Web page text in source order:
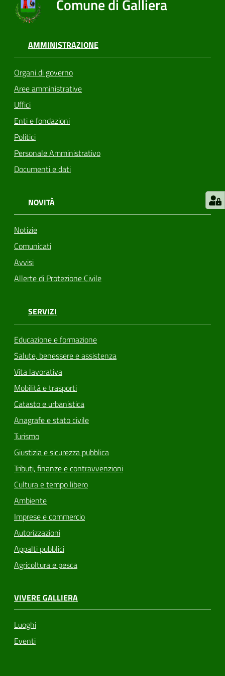
Comune di Galliera
AMMINISTRAZIONE
Organi di governo
Aree amministrative
Uffici
Enti e fondazioni
Politici
Personale Amministrativo
Documenti e dati
NOVITÀ
Notizie
Comunicati
Avvisi
Allerte di Protezione Civile
SERVIZI
Educazione e formazione
Salute, benessere e assistenza
Vita lavorativa
Mobilità e trasporti
Catasto e urbanistica
Anagrafe e stato civile
Turismo
Giustizia e sicurezza pubblica
Tributi, finanze e contravvenzioni
Cultura e tempo libero
Ambiente
Imprese e commercio
Autorizzazioni
Appalti pubblici
Agricoltura e pesca
VIVERE GALLIERA
Luoghi
Eventi